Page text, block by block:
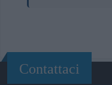
Contattaci